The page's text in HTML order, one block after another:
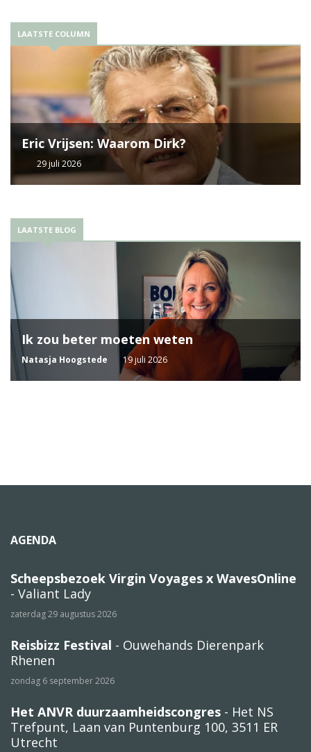
LAATSTE COLUMN
Eric Vrijsen: Waarom Dirk?
29 juli 2026
LAATSTE BLOG
Ik zou beter moeten weten
Natasja Hoogstede 19 juli 2026
AGENDA
Scheepsbezoek Virgin Voyages x WavesOnline
- Valiant Lady
zaterdag 29 augustus 2026
Reisbizz Festival - Ouwehands Dierenpark
Rhenen
zondag 6 september 2026
Het ANVR duurzaamheidscongres - Het NS
Trefpunt, Laan van Puntenburg 100, 3511 ER
Utrecht